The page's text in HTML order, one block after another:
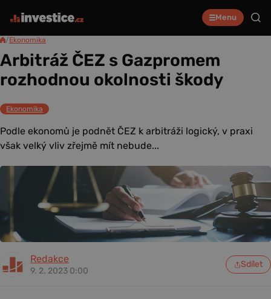
Menu
/Ekonomika
Arbitráž ČEZ s Gazpromem
rozhodnou okolnosti škody
Ekonomika
Podle ekonomů je podnět ČEZ k arbitráži logický, v praxi
však velký vliv zřejmě mít nebude...
Redakce
9. 2. 2023 0:00
Sdílet